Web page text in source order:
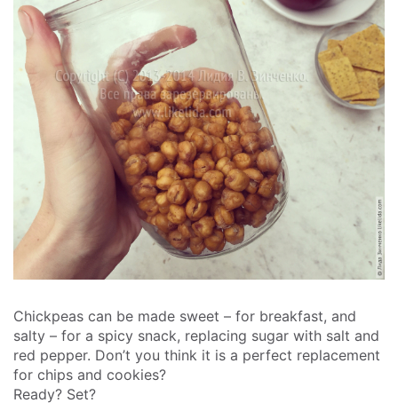
Chickpeas can be made sweet – for breakfast, and
salty – for a spicy snack, replacing sugar with salt and
red pepper. Don’t you think it is a perfect replacement
for chips and cookies?
Ready? Set?